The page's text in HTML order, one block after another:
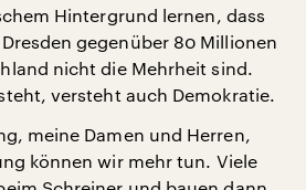
Hintergrund lernen, dass
gegenüber 80 Millionen
nicht die Mehrheit sind.
versteht auch Demokratie.
meine Damen und Herren,
können wir mehr tun. Viele